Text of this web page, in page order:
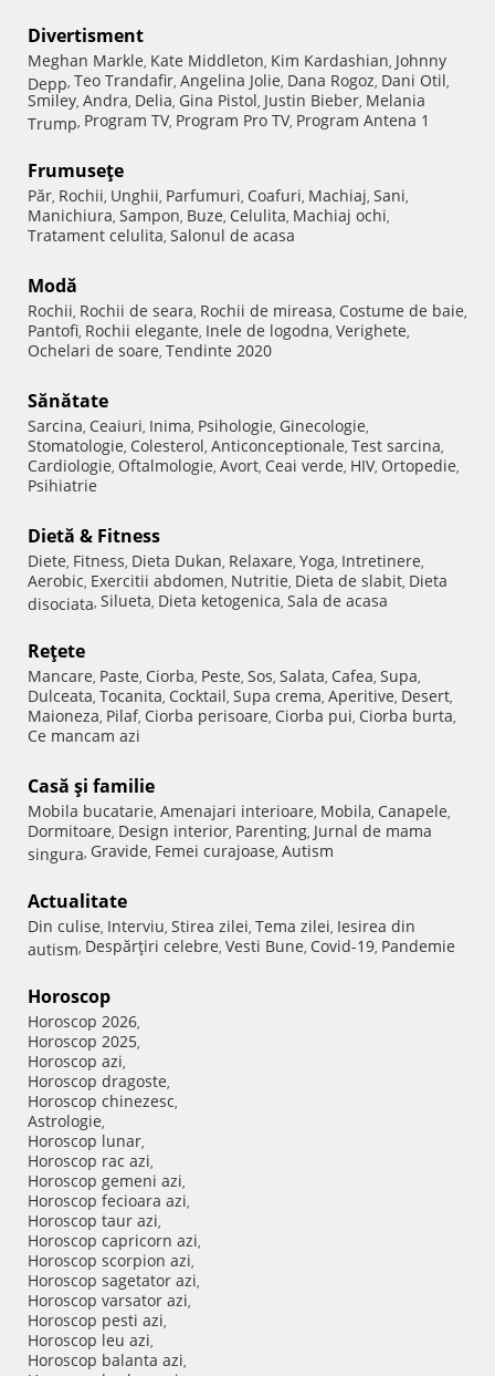
Divertisment
Meghan Markle, Kate Middleton, Kim Kardashian, Johnny
Depp, Teo Trandafir, Angelina Jolie, Dana Rogoz, Dani Otil,
Smiley, Andra, Delia, Gina Pistol, Justin Bieber, Melania
Trump, Program TV, Program Pro TV, Program Antena 1
Frumuseţe
Păr, Rochii, Unghii, Parfumuri, Coafuri, Machiaj, Sani,
Manichiura, Sampon, Buze, Celulita, Machiaj ochi,
Tratament celulita, Salonul de acasa
Modă
Rochii, Rochii de seara, Rochii de mireasa, Costume de baie,
Pantofi, Rochii elegante, Inele de logodna, Verighete,
Ochelari de soare, Tendinte 2020
Sănătate
Sarcina, Ceaiuri, Inima, Psihologie, Ginecologie,
Stomatologie, Colesterol, Anticonceptionale, Test sarcina,
Cardiologie, Oftalmologie, Avort, Ceai verde, HIV, Ortopedie,
Psihiatrie
Dietă & Fitness
Diete, Fitness, Dieta Dukan, Relaxare, Yoga, Intretinere,
Aerobic, Exercitii abdomen, Nutritie, Dieta de slabit, Dieta
disociata, Silueta, Dieta ketogenica, Sala de acasa
Reţete
Mancare, Paste, Ciorba, Peste, Sos, Salata, Cafea, Supa,
Dulceata, Tocanita, Cocktail, Supa crema, Aperitive, Desert,
Maioneza, Pilaf, Ciorba perisoare, Ciorba pui, Ciorba burta,
Ce mancam azi
Casă şi familie
Mobila bucatarie, Amenajari interioare, Mobila, Canapele,
Dormitoare, Design interior, Parenting, Jurnal de mama
singura, Gravide, Femei curajoase, Autism
Actualitate
Din culise, Interviu, Stirea zilei, Tema zilei, Iesirea din
autism, Despărţiri celebre, Vesti Bune, Covid-19, Pandemie
Horoscop
Horoscop 2026,
Horoscop 2025,
Horoscop azi,
Horoscop dragoste,
Horoscop chinezesc,
Astrologie,
Horoscop lunar,
Horoscop rac azi,
Horoscop gemeni azi,
Horoscop fecioara azi,
Horoscop taur azi,
Horoscop capricorn azi,
Horoscop scorpion azi,
Horoscop sagetator azi,
Horoscop varsator azi,
Horoscop pesti azi,
Horoscop leu azi,
Horoscop balanta azi,